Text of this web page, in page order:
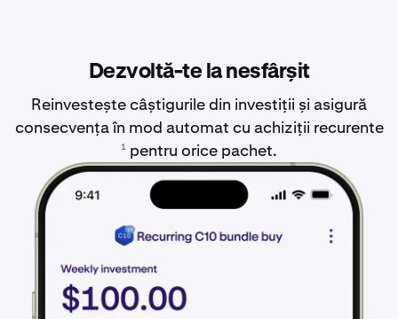
Dezvoltă-te la nesfârșit
Reinvestește câștigurile din investiții și asigură
consecvența în mod automat cu achiziții recurente
1 pentru orice pachet.